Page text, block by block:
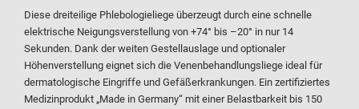
Diese dreiteilige Phlebologieliege überzeugt durch eine schnelle
elektrische Neigungsverstellung von +74° bis –20° in nur 14
Sekunden. Dank der weiten Gestellauslage und optionaler
Höhenverstellung eignet sich die Venenbehandlungsliege ideal für
dermatologische Eingriffe und Gefäßerkrankungen. Ein zertifiziertes
Medizinprodukt „Made in Germany“ mit einer Belastbarkeit bis 150